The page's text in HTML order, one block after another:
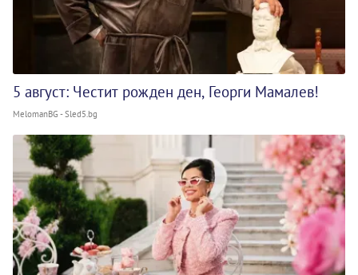
5 август: Честит рожден ден, Георги Мамалев!
MelomanBG - Sled5.bg